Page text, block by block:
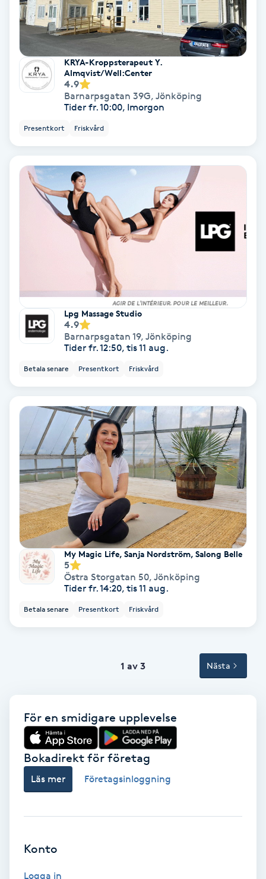
Tatuering
Tatueringsborttagning
Terapi
Toning
Torr hårbotten
Torrborstning
Triggerpunktsmassage
Träning
Vampyrbehandling
Vaxning
Vaxning brasiliansk
Veterinär
Vibrationsmassage
Volymfransar
Yoga Nidra
KRYA-Kroppsterapeut Y.
Almqvist/Well:Center
4.9
Barnarpsgatan 39G, Jönköping
Tider fr. 10:00, Imorgon
Presentkort Friskvård
Lpg Massage Studio
4.9
Barnarpsgatan 19, Jönköping
Tider fr. 12:50, tis 11 aug.
Betala senare Presentkort Friskvård
My Magic Life, Sanja Nordström, Salong Belle
5
Östra Storgatan 50, Jönköping
Tider fr. 14:20, tis 11 aug.
Betala senare Presentkort Friskvård
1 av 3 Nästa
För en smidigare upplevelse
Bokadirekt för företag
Läs mer Företagsinloggning
Konto
Logga in